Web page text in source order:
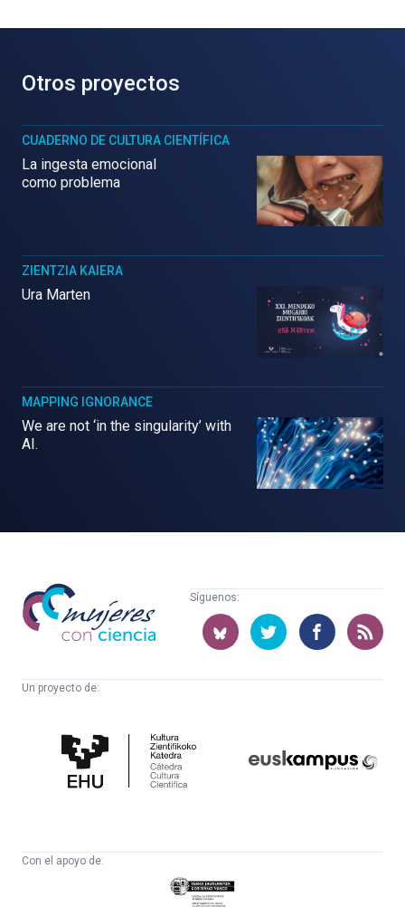
Otros proyectos
CUADERNO DE CULTURA CIENTÍFICA
La ingesta emocional
como problema
ZIENTZIA KAIERA
Ura Marten
MAPPING IGNORANCE
We are not ‘in the singularity’ with
AI.
Mujeres
con
ciencia
Síguenos:
Un proyecto de:
Cultura
Científica
Con el apoyo de:
Eusko